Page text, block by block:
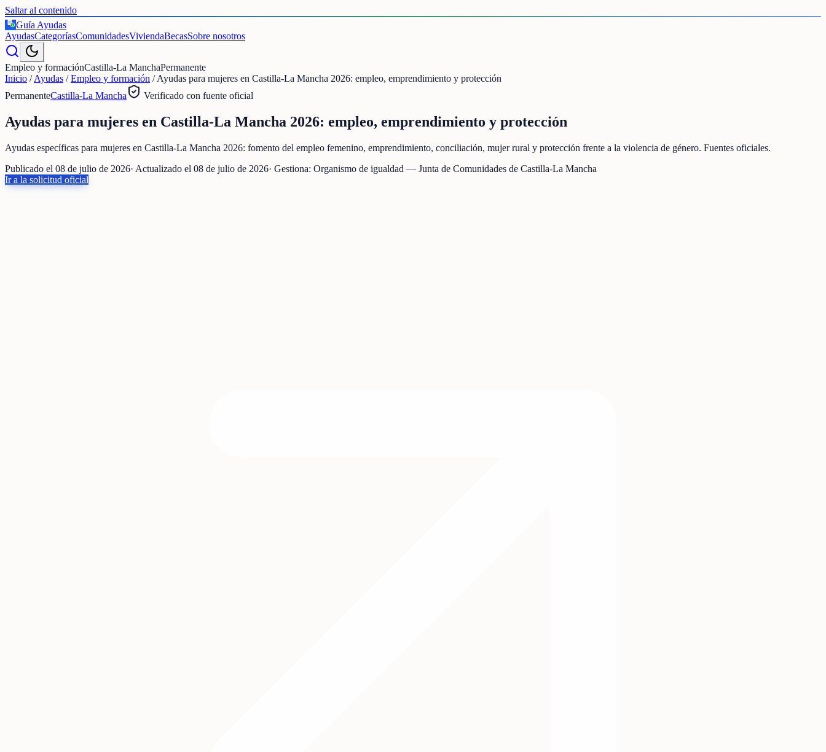
Saltar al contenido
€
Guía Ayudas
AyudasCategoríasComunidadesViviendaBecasSobre nosotros
Empleo y formaciónCastilla-La ManchaPermanente
Inicio /Ayudas /Empleo y formación /Ayudas para mujeres en Castilla-La Mancha 2026: empleo, emprendimiento y protección
PermanenteCastilla-La Mancha Verificado con fuente oficial
Ayudas para mujeres en Castilla-La Mancha 2026: empleo, emprendimiento y protección
Ayudas específicas para mujeres en Castilla-La Mancha 2026: fomento del empleo femenino, emprendimiento, conciliación, mujer rural y protección frente a la violencia de género. Fuentes oficiales.
Publicado el 08 de julio de 2026· Actualizado el 08 de julio de 2026· Gestiona: Organismo de igualdad — Junta de Comunidades de Castilla-La Mancha
Ir a la solicitud oficial